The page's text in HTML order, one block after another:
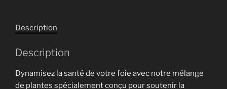
Description
Description
Dynamisez la santé de votre foie avec notre mélange
de plantes spécialement conçu pour soutenir la